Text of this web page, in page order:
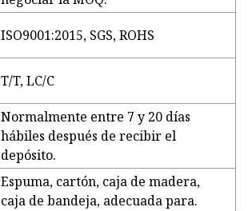
ISO9001:2015, SGS, ROHS
T/T, LC/C
Normalmente entre 7 y 20 días
hábiles después de recibir el
depósito.
Espuma, cartón, caja de madera,
caja de bandeja, adecuada para.